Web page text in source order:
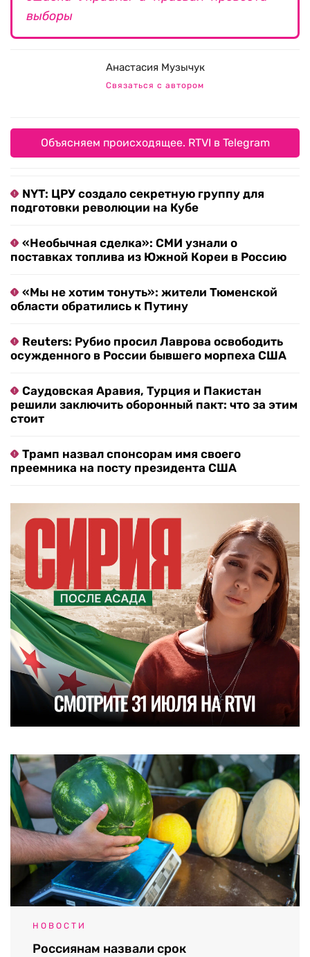
выборы
Анастасия Музычук
Связаться с автором
Объясняем происходящее. RTVI в Telegram
NYT: ЦРУ создало секретную группу для
подготовки революции на Кубе
«Необычная сделка»: СМИ узнали о
поставках топлива из Южной Кореи в Россию
«Мы не хотим тонуть»: жители Тюменской
области обратились к Путину
Reuters: Рубио просил Лаврова освободить
осужденного в России бывшего морпеха США
Саудовская Аравия, Турция и Пакистан
решили заключить оборонный пакт: что за этим
стоит
Трамп назвал спонсорам имя своего
преемника на посту президента США
НОВОСТИ
Россиянам назвали срок